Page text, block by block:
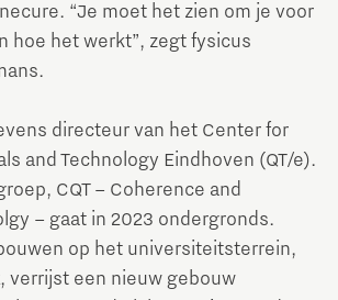
“Je moet het zien om je voor
hoe het werkt”, zegt fysicus
directeur van het Center for
and Technology Eindhoven (QT/e).
CQT – Coherence and
– gaat in 2023 ondergronds.
op het universiteitsterrein,
verrijst een nieuw gebouw